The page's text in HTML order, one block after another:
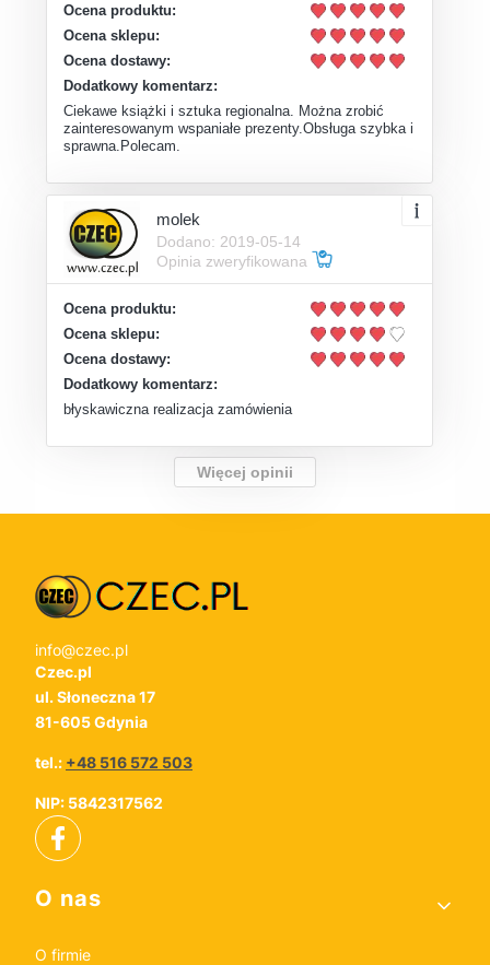
Ocena produktu:
Ocena sklepu:
Ocena dostawy:
Dodatkowy komentarz:
Ciekawe książki i sztuka regionalna. Można zrobić
zainteresowanym wspaniałe prezenty.Obsługa szybka i
sprawna.Polecam.
molek
Dodano: 2019-05-14
Opinia zweryfikowana
Ocena produktu:
Ocena sklepu:
Ocena dostawy:
Dodatkowy komentarz:
błyskawiczna realizacja zamówienia
Więcej opinii
info@czec.pl
Czec.pl
ul. Słoneczna 17
81-605 Gdynia
tel.: +48 516 572 503
NIP: 5842317562
Linki w stopce
O nas
O firmie